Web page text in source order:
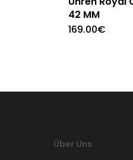
42 MM
169.00€
Über Uns